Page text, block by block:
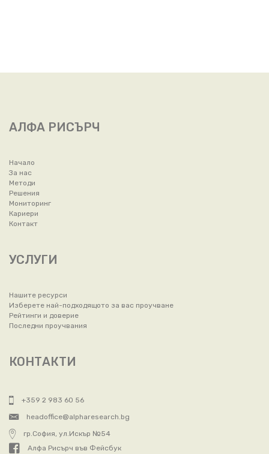
АЛФА РИСЪРЧ
Начало
За нас
Методи
Решения
Мониторинг
Кариери
Контакт
УСЛУГИ
Нашите ресурси
Изберете най-подходящото за вас проучване
Рейтинги и доверие
Последни проучвания
КОНТАКТИ
+359 2 983 60 56
headoffice@alpharesearch.bg
гр.София, ул.Искър №54
Алфа Рисърч във Фейсбук